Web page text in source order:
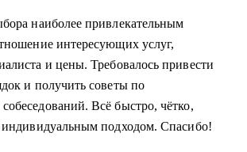
наиболее привлекательным
интересующих услуг,
и цены. Требовалось привести
и получить советы по
Всё быстро, чётко,
индивидуальным подходом. Спасибо!